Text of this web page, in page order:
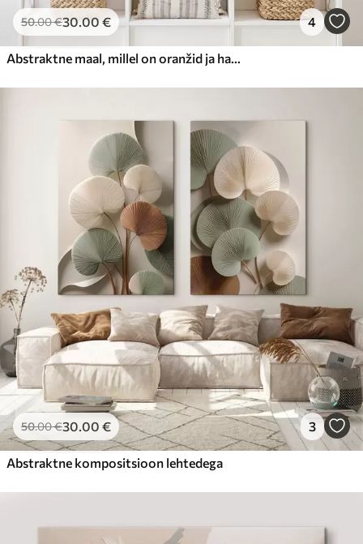
50.00€30.00 € 4
Abstraktne maal, millel on oranžid ja hallid ringid, lehed ja oksad, modernne stiil, akvarelliefekt
50.00€30.00 € 3
Abstraktne kompositsioon lehtedega